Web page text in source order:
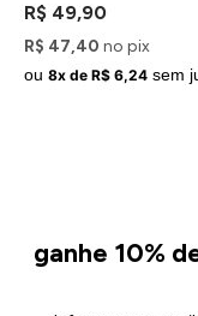
R$ 49,90
R$ 47,40 no pix
ou 8x de R$ 6,24 sem
ganhe 10%